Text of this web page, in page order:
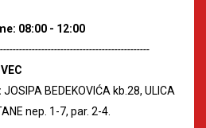
08:00 - 12:00
JOSIPA BEDEKOVIĆA kb.28, ULICA
nep. 1-7, par. 2-4.